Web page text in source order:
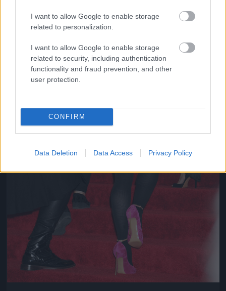
I want to allow Google to enable storage
related to personalization.
I want to allow Google to enable storage
related to security, including authentication
functionality and fraud prevention, and other
user protection.
CONFIRM
Data Deletion Data Access Privacy Policy